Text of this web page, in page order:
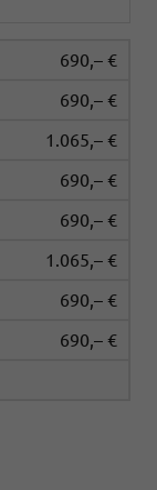
690,– €
690,– €
1.065,– €
690,– €
690,– €
1.065,– €
690,– €
690,– €